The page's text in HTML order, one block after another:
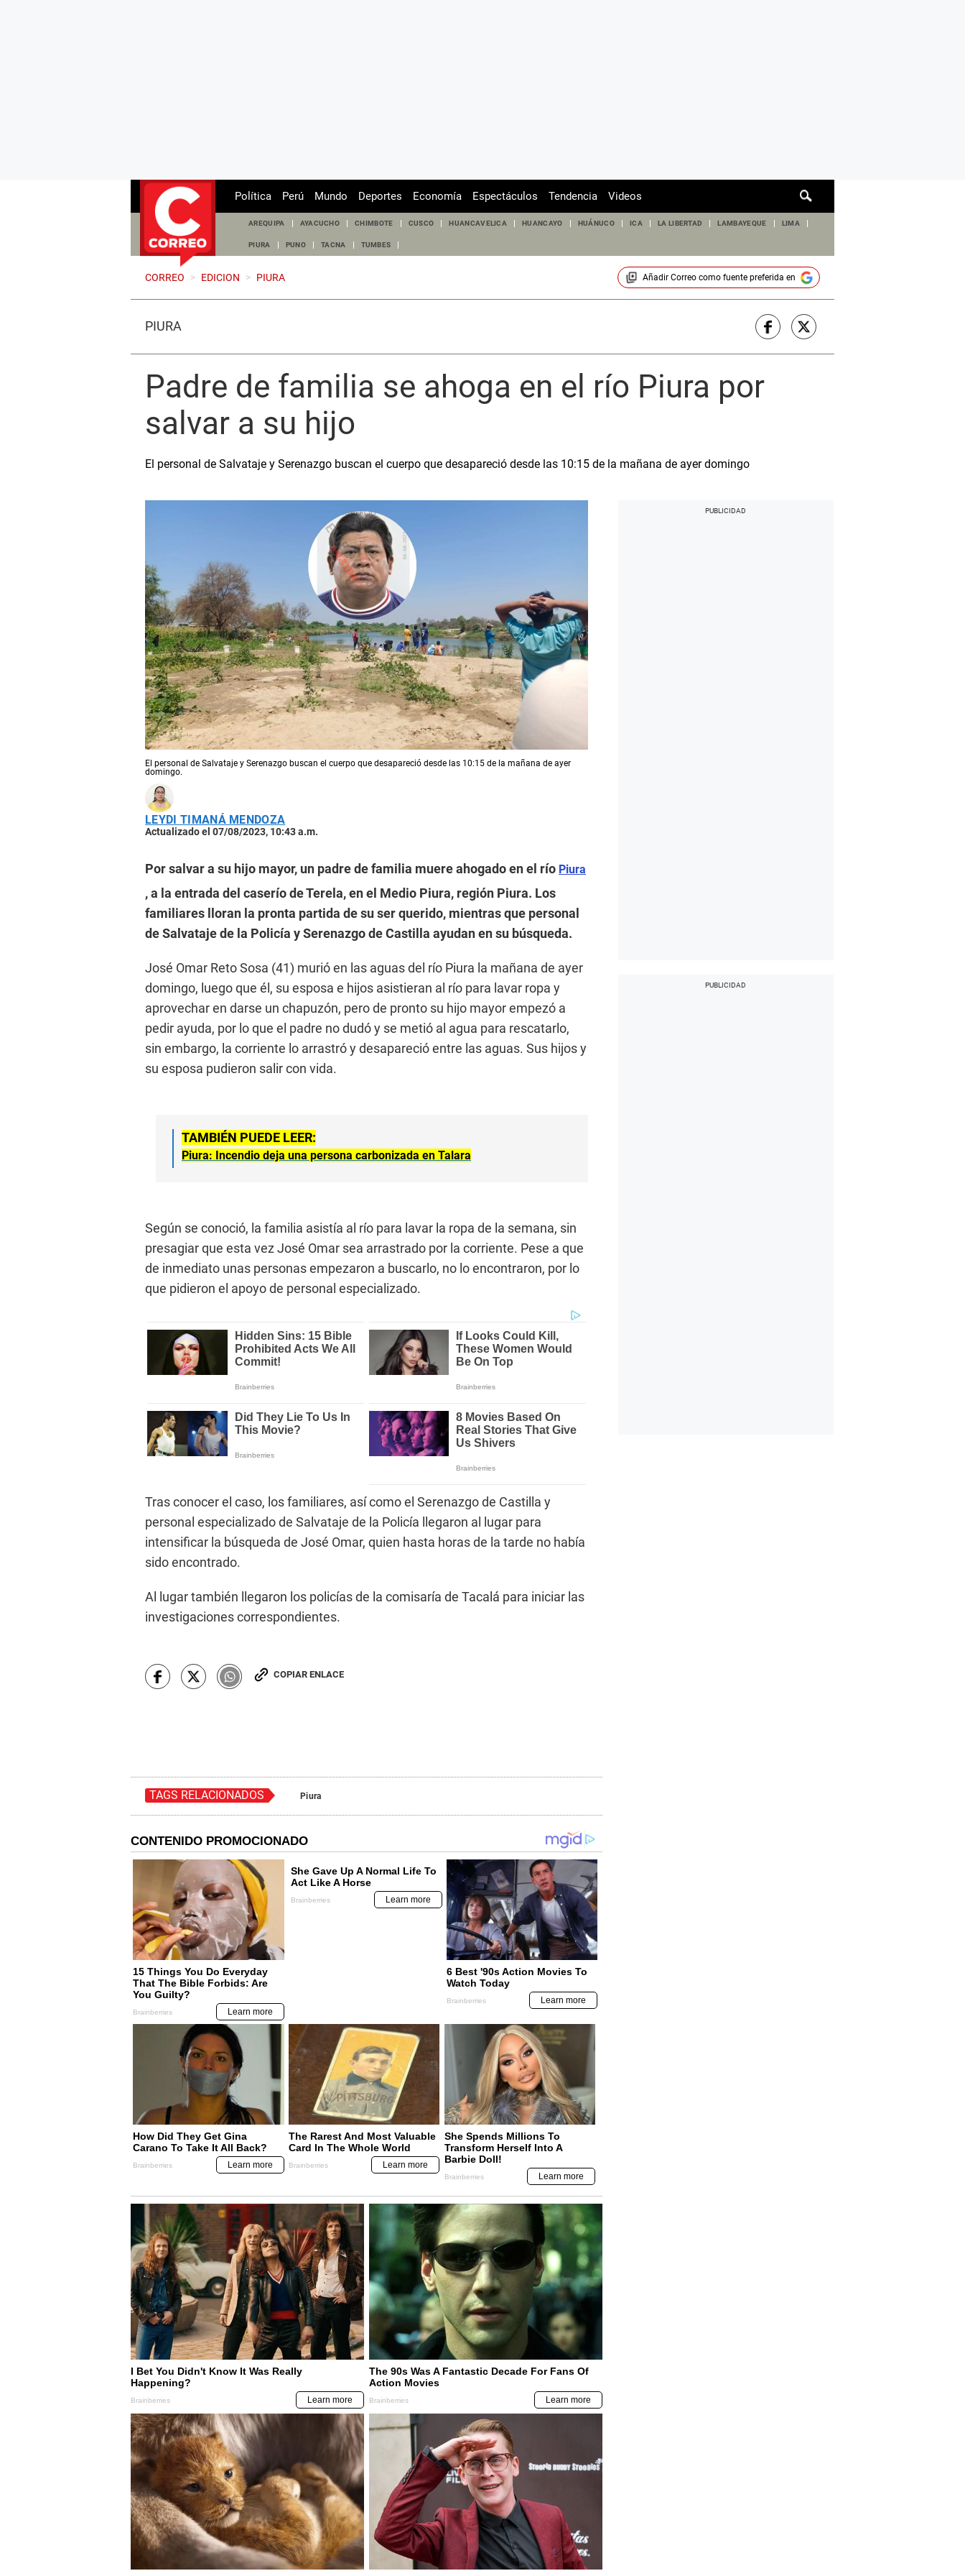
de
Política Perú Mundo Deportes Economía Espectáculos Tendencia Videos
AREQUIPA AYACUCHO CHIMBOTE CUSCO HUANCAVELICA HUANCAYO HUÁNUCO ICA LA LIBERTAD LAMBAYEQUE LIMA
PIURA PUNO TACNA TUMBES
CORREO > EDICION > PIURA Añadir Correocomo fuente preferida en
PIURA
Padre de familia se ahoga en el río Piura por
salvar a su hijo
El personal de Salvataje y Serenazgo buscan el cuerpo que desapareció desde las 10:15 de la mañana de ayer domingo
El personal de Salvataje y Serenazgo buscan el cuerpo que desapareció desde las 10:15 de la mañana de ayer
domingo.
LEYDI TIMANÁ MENDOZA
Actualizado el 07/08/2023, 10:43 a.m.
Por salvar a su hijo mayor, un padre de familia muere ahogado en el río Piura
, a la entrada del caserío de Terela, en el Medio Piura, región Piura. Los
familiares lloran la pronta partida de su ser querido, mientras que personal
de Salvataje de la Policía y Serenazgo de Castilla ayudan en su búsqueda.
José Omar Reto Sosa (41) murió en las aguas del río Piura la mañana de ayer
domingo, luego que él, su esposa e hijos asistieran al río para lavar ropa y
aprovechar en darse un chapuzón, pero de pronto su hijo mayor empezó a
pedir ayuda, por lo que el padre no dudó y se metió al agua para rescatarlo,
sin embargo, la corriente lo arrastró y desapareció entre las aguas. Sus hijos y
su esposa pudieron salir con vida.
TAMBIÉN PUEDE LEER:
Piura: Incendio deja una persona carbonizada en Talara
Según se conoció, la familia asistía al río para lavar la ropa de la semana, sin
presagiar que esta vez José Omar sea arrastrado por la corriente. Pese a que
de inmediato unas personas empezaron a buscarlo, no lo encontraron, por lo
que pidieron el apoyo de personal especializado.
Tras conocer el caso, los familiares, así como el Serenazgo de Castilla y
personal especializado de Salvataje de la Policía llegaron al lugar para
intensificar la búsqueda de José Omar, quien hasta horas de la tarde no había
sido encontrado.
Al lugar también llegaron los policías de la comisaría de Tacalá para iniciar las
investigaciones correspondientes.
COPIAR ENLACE
TAGS RELACIONADOS Piura